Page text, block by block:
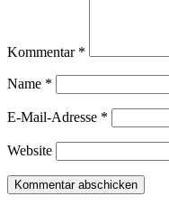
Kommentar *
Name *
E-Mail-Adresse *
Website